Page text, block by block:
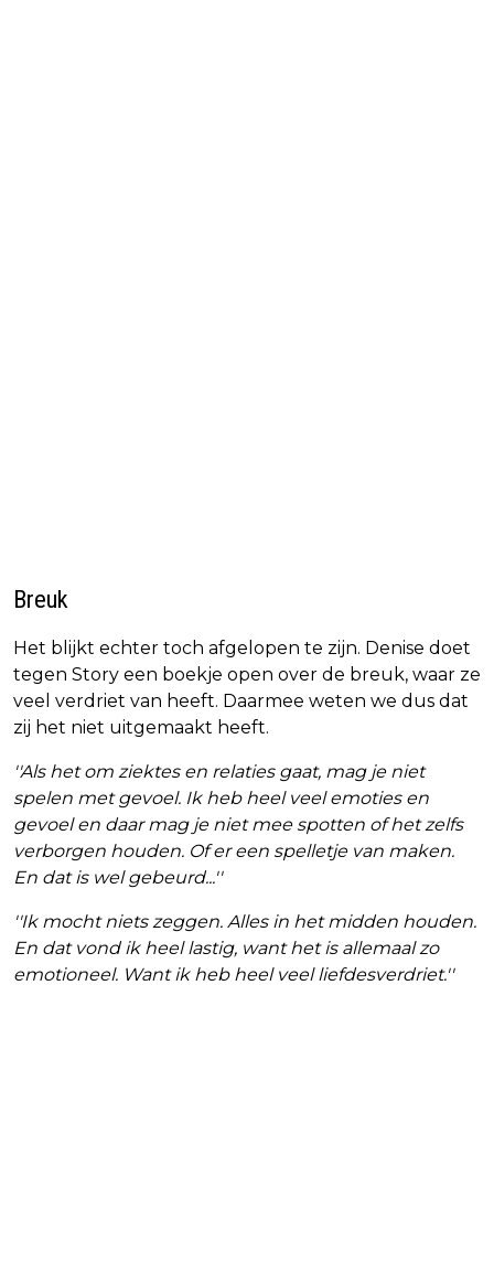
Breuk
Het blijkt echter toch afgelopen te zijn. Denise doet
tegen Story een boekje open over de breuk, waar ze
veel verdriet van heeft. Daarmee weten we dus dat
zij het niet uitgemaakt heeft.
''Als het om ziektes en relaties gaat, mag je niet
spelen met gevoel. Ik heb heel veel emoties en
gevoel en daar mag je niet mee spotten of het zelfs
verborgen houden. Of er een spelletje van maken.
En dat is wel gebeurd...''
''Ik mocht niets zeggen. Alles in het midden houden.
En dat vond ik heel lastig, want het is allemaal zo
emotioneel. Want ik heb heel veel liefdesverdriet.''